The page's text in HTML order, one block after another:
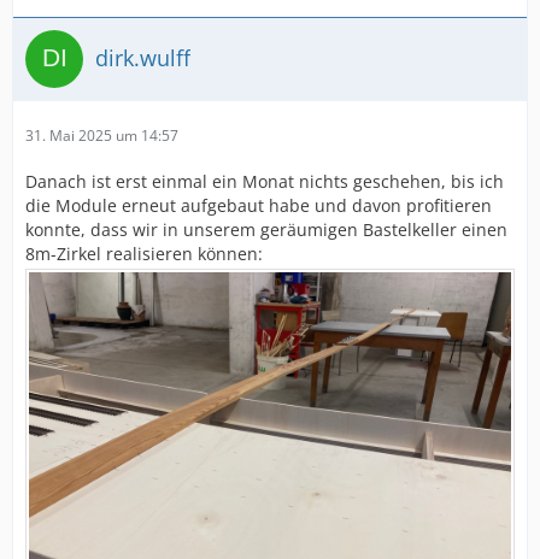
dirk.wulff
31. Mai 2025 um 14:57
Danach ist erst einmal ein Monat nichts geschehen, bis ich
die Module erneut aufgebaut habe und davon profitieren
konnte, dass wir in unserem geräumigen Bastelkeller einen
8m-Zirkel realisieren können: